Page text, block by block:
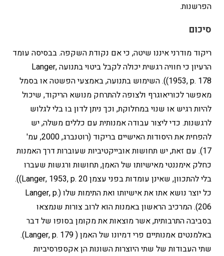
הפרשנות.
סיכום
ריקוד מודרני איננו שיטה, כי אם נקודת השקפה. בבסיסה עומד
הרעיון כי חוויה רגשית יכולה לקבל ביטוי בתנועה Langer,
1953, p. 178)). השימוש בתנועה, באמצעי הפשטה או בסמל
מאפשר לכוריאוגרף ולצופה להתרחק מנושא הריקוד, שיכול
להיות רגיש או שנוי במחלוקת, וכך ניתן לדון בו בלי לגלוש
לרגשנות. כדי ליצור עבודה אמנותית עם כללים משלה, יש
להפחית את היסודות האישיים בריקוד (רוטנברג, 2000, עמ'
17). עם זאת, יש תחושות אובייקטיביות שעוברות דרך האמנות
כחלק אימננטי מאישיותו של האמן, תחושות ורגשות שעברו
בלי להתכוון, שאינן עומדות בפני עצמן Langer, 1953, p. 20)).
כל יוצר נושא אתו את אישיותו ואת התימות שלו (Langer, p.
206). המרכיב הראשון באמנות הוא לרוב צורות שנמצאו
בסביבה התרבותית, אשר מוצאות את מקומן בסופו של דבר
באלמנטים אמנותיים פרי דמיונו של האמן ( Langer, p. 179).
שתי העבודות של שתי היוצרות השונות הן אקספרסיביות